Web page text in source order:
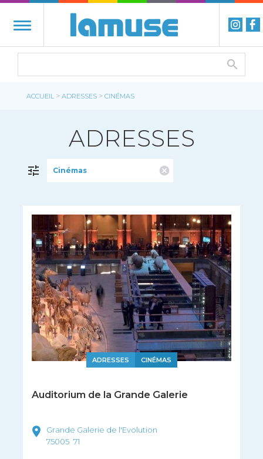
ACCUEIL > ADRESSES > CINÉMAS
ADRESSES
Cinémas
ADRESSES CINÉMAS
Auditorium de la Grande Galerie
Grande Galerie de l'Evolution
75005 71